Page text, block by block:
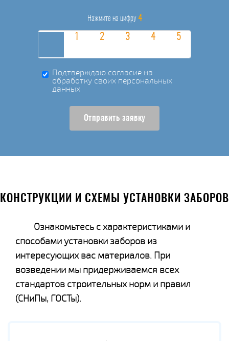
Нажмите на цифру 4
Подтверждаю согласие на
обработку своих персональных
данных
Отправить заявку
КОНСТРУКЦИИ И СХЕМЫ УСТАНОВКИ ЗАБОРОВ
Ознакомьтесь с характеристиками и
способами установки заборов из
интересующих вас материалов. При
возведении мы придерживаемся всех
стандартов строительных норм и правил
(СНиПы, ГОСТы).